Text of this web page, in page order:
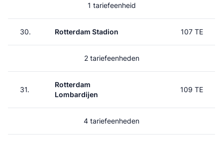
1 tariefeenheid
30. Rotterdam Stadion 107 TE
2 tariefeenheden
31.
Rotterdam
Lombardijen
109 TE
4 tariefeenheden